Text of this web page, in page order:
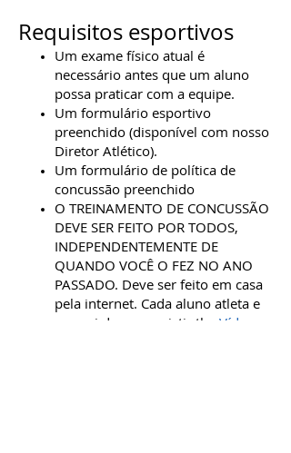
Requisitos esportivos
Um exame físico atual é
necessário antes que um aluno
possa praticar com a equipe.
Um formulário esportivo
preenchido (disponível com nosso
Diretor Atlético).
Um formulário de política de
concussão preenchido
O TREINAMENTO DE CONCUSSÃO
DEVE SER FEITO POR TODOS,
INDEPENDENTEMENTE DE
QUANDO VOCÊ O FEZ NO ANO
PASSADO. Deve ser feito em casa
pela internet. Cada aluno atleta e
um pai devem assistir the Vídeo